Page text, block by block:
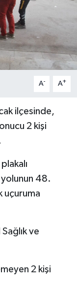
A- A+
ilçesinde,
2 kişi
48.
uçuruma
ve
2 kişi